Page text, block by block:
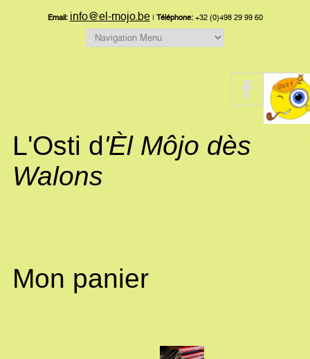
Email: info@el-mojo.be| Téléphone:+32 (0)498 29 99 60
L'Osti d'Èl Môjo dès
Walons
Mon panier